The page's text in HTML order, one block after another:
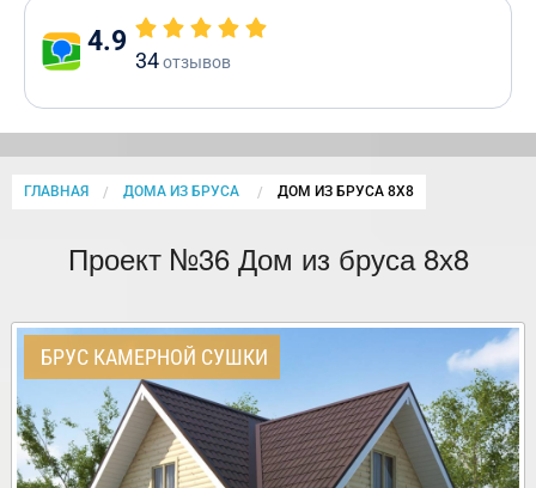
4.9
34отзывов
ГЛАВНАЯ ДОМА ИЗ БРУСА CURRENT:
ДОМ ИЗ БРУСА 8Х8
Проект №36 Дом из бруса 8х8
БРУС КАМЕРНОЙ СУШКИ